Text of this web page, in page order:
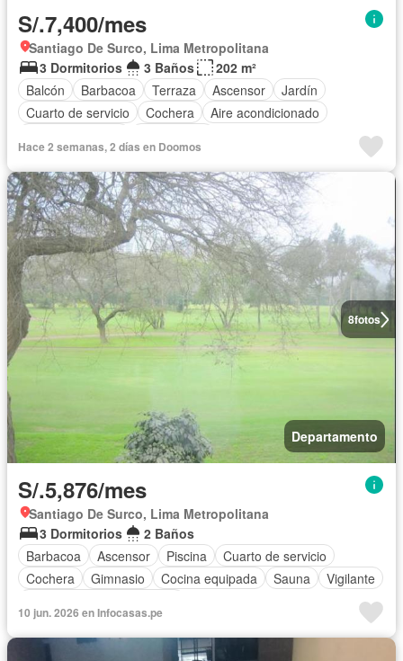
S/.7,400/mes
Santiago De Surco, Lima Metropolitana
3 Dormitorios
3 Baños
202 m²
Balcón
Barbacoa Terraza Ascensor
Jardín
Cuarto de servicio
Cochera
Aire acondicionado
Hace 2 semanas, 2 días en Doomos
8fotos
Departamento
S/.5,876/mes
Santiago De Surco, Lima Metropolitana
3 Dormitorios
2 Baños
Barbacoa
Ascensor Piscina
Cuarto de servicio
Cochera
Gimnasio Cocina equipada Sauna
Vigilante
10 jun. 2026 en Infocasas.pe